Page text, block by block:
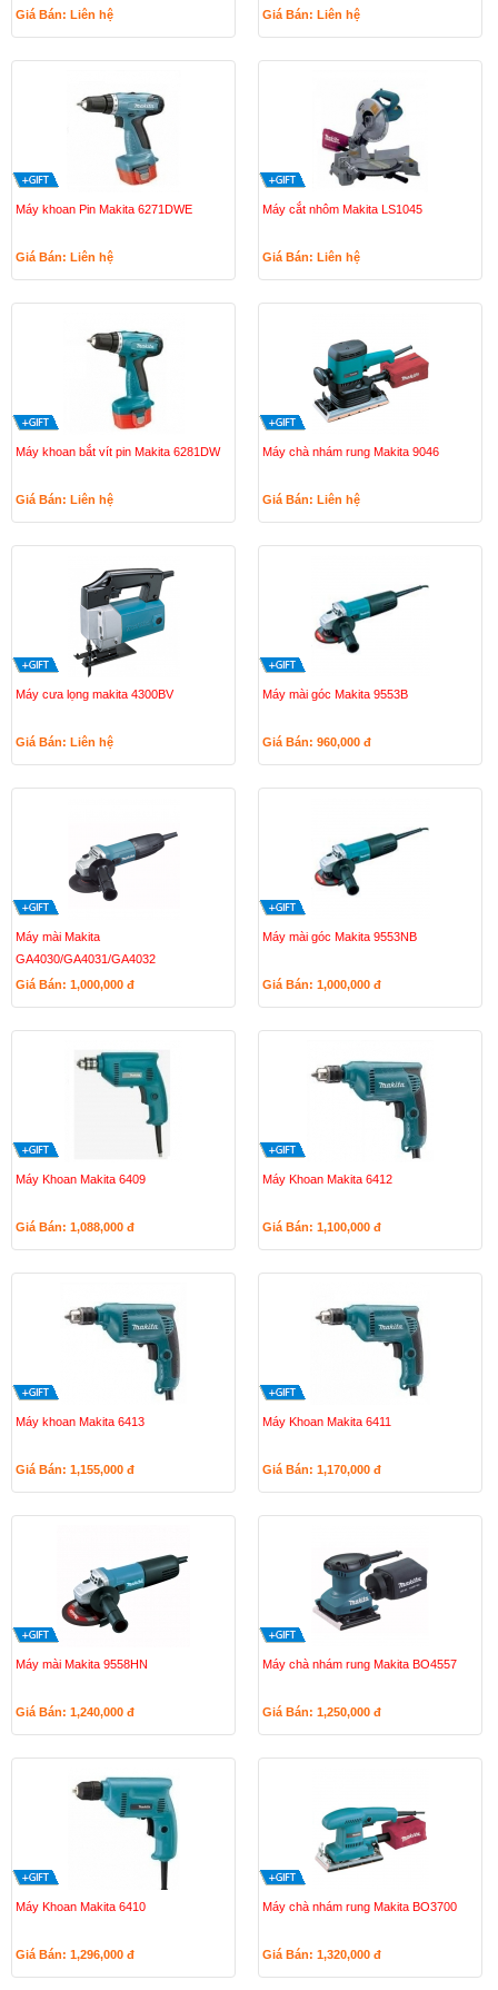
Giá Bán: Liên hệ Giá Bán: Liên hệ
Máy khoan Pin Makita 6271DWE
Giá Bán: Liên hệ
Máy cắt nhôm Makita LS1045
Giá Bán: Liên hệ
Máy khoan bắt vít pin Makita 6281DW
Giá Bán: Liên hệ
Máy chà nhám rung Makita 9046
Giá Bán: Liên hệ
Máy cưa lọng makita 4300BV
Giá Bán: Liên hệ
Máy mài góc Makita 9553B
Giá Bán: 960,000 đ
Máy mài Makita
GA4030/GA4031/GA4032
Giá Bán: 1,000,000 đ
Máy mài góc Makita 9553NB
Giá Bán: 1,000,000 đ
Máy Khoan Makita 6409
Giá Bán: 1,088,000 đ
Máy Khoan Makita 6412
Giá Bán: 1,100,000 đ
Máy khoan Makita 6413
Giá Bán: 1,155,000 đ
Máy Khoan Makita 6411
Giá Bán: 1,170,000 đ
Máy mài Makita 9558HN
Giá Bán: 1,240,000 đ
Máy chà nhám rung Makita BO4557
Giá Bán: 1,250,000 đ
Máy Khoan Makita 6410
Giá Bán: 1,296,000 đ
Máy chà nhám rung Makita BO3700
Giá Bán: 1,320,000 đ